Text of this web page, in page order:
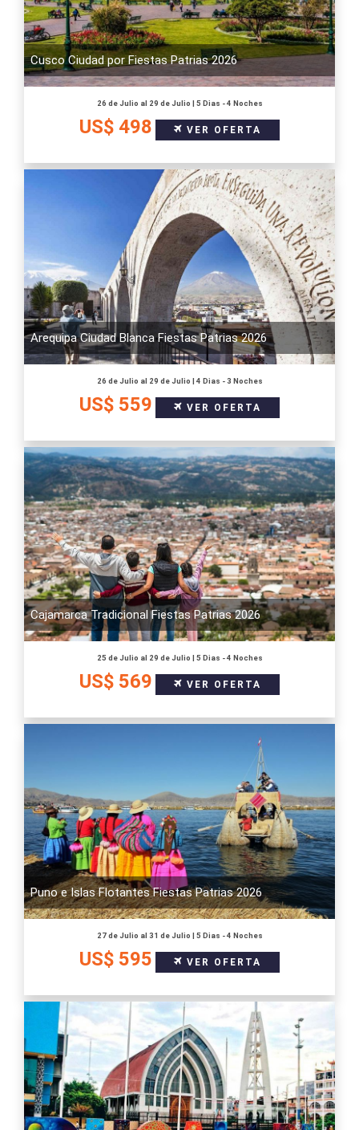
Cusco Ciudad por Fiestas Patrias 2026
26 de Julio al 29 de Julio | 5 Dias - 4 Noches
US$ 498 VER OFERTA
Arequipa Ciudad Blanca Fiestas Patrias 2026
26 de Julio al 29 de Julio | 4 Dias - 3 Noches
US$ 559 VER OFERTA
Cajamarca Tradicional Fiestas Patrias 2026
25 de Julio al 29 de Julio | 5 Dias - 4 Noches
US$ 569 VER OFERTA
Puno e Islas Flotantes Fiestas Patrias 2026
27 de Julio al 31 de Julio | 5 Dias - 4 Noches
US$ 595 VER OFERTA